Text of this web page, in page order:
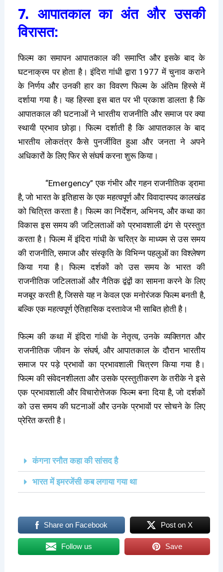
7. आपातकाल का अंत और उसकी
विरासत:
फिल्म का समापन आपातकाल की समाप्ति और इसके बाद के
घटनाक्रम पर होता है। इंदिरा गांधी द्वारा 1977 में चुनाव कराने
के निर्णय और उनकी हार का विवरण फिल्म के अंतिम हिस्से में
दर्शाया गया है। यह हिस्सा इस बात पर भी प्रकाश डालता है कि
आपातकाल की घटनाओं ने भारतीय राजनीति और समाज पर क्या
स्थायी प्रभाव छोड़ा। फिल्म दर्शाती है कि आपातकाल के बाद
भारतीय लोकतंत्र कैसे पुनर्जीवित हुआ और जनता ने अपने
अधिकारों के लिए फिर से संघर्ष करना शुरू किया।
“Emergency” एक गंभीर और गहन राजनीतिक ड्रामा
है, जो भारत के इतिहास के एक महत्वपूर्ण और विवादास्पद कालखंड
को चित्रित करता है। फिल्म का निर्देशन, अभिनय, और कथा का
विकास इस समय की जटिलताओं को प्रभावशाली ढंग से प्रस्तुत
करता है। फिल्म में इंदिरा गांधी के चरित्र के माध्यम से उस समय
की राजनीति, समाज और संस्कृति के विभिन्न पहलुओं का विश्लेषण
किया गया है। फिल्म दर्शकों को उस समय के भारत की
राजनीतिक जटिलताओं और नैतिक द्वंद्वों का सामना करने के लिए
मजबूर करती है, जिससे यह न केवल एक मनोरंजक फिल्म बनती है,
बल्कि एक महत्वपूर्ण ऐतिहासिक दस्तावेज भी साबित होती है।
फिल्म की कथा में इंदिरा गांधी के नेतृत्व, उनके व्यक्तिगत और
राजनीतिक जीवन के संघर्ष, और आपातकाल के दौरान भारतीय
समाज पर पड़े प्रभावों का प्रभावशाली चित्रण किया गया है।
फिल्म की संवेदनशीलता और उसके प्रस्तुतीकरण के तरीके ने इसे
एक प्रभावशाली और विचारोत्तेजक फिल्म बना दिया है, जो दर्शकों
को उस समय की घटनाओं और उनके प्रभावों पर सोचने के लिए
प्रेरित करती है।
कंगना रनौत कहा की सांसद है
भारत में इमरजेंसी कब लगाया गया था
Share on Facebook Post on X
Follow us Save